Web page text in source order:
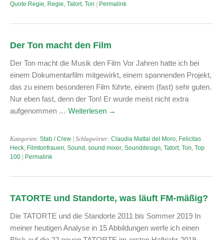
Quote Regie, Regie, Tatort, Ton Permalink
Der Ton macht den Film
Der Ton macht die Musik den Film Vor Jahren hatte ich bei
einem Dokumentarfilm mitgewirkt, einem spannenden Projekt,
das zu einem besonderen Film führte, einem (fast) sehr guten.
Nur eben fast, denn der Ton! Er wurde meist nicht extra
aufgenommen … Weiterlesen →
Kategorien: Stab / Crew | Schlagwörter: Claudia Mattai del Moro, Felicitas
Heck, Filmtonfrauen, Sound , sound mixer, Sounddesign, Tatort, Ton, Top
100
Permalink
TATORTE und Standorte, was läuft FM-mäßig?
Die TATORTE und die Standorte 2011 bis Sommer 2019 In
meiner heutigen Analyse in 15 Abbildungen werfe ich einen